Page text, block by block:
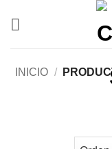
INICIO /